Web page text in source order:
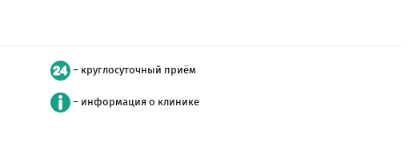
– круглосуточный приём
– информация о клинике